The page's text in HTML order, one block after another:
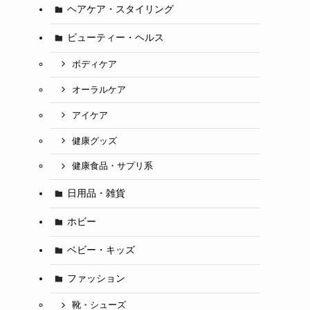
ヘアケア・スタイリング
ビューティー・ヘルス
ボディケア
オーラルケア
アイケア
健康グッズ
健康食品・サプリ系
日用品・雑貨
ホビー
ベビー・キッズ
ファッション
靴・シューズ